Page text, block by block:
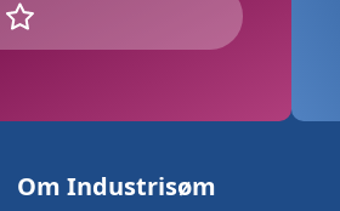
Om Industrisøm